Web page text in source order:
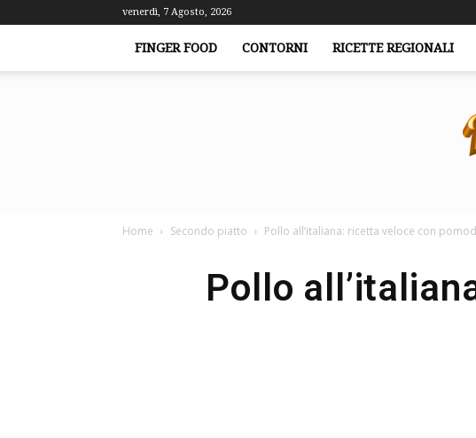
venerdì, 7 Agosto, 2026
FINGER FOOD CONTORNI RICETTE REGIONALI
Home Secondo piatto Pollo all’italiana: ricetta veloce con
Pollo